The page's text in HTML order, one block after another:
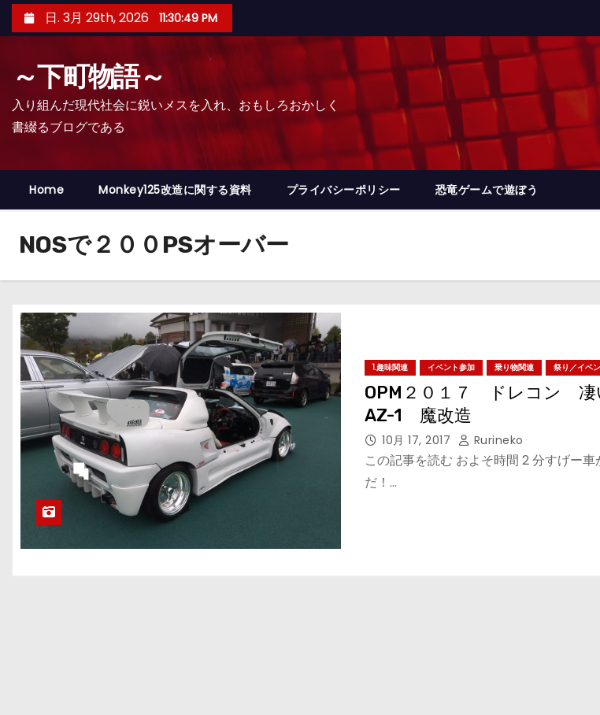
ン
プ
日. 3月 29th, 2026 11:30:50 PM
～下町物語～
入り組んだ現代社会に鋭いメスを入れ、おもしろおかしく
書綴るブログである
Home Monkey125改造に関する資料 プライバシーポリシー 恐竜ゲームで遊ぼう
NOSで２００PSオーバー
1.趣味関連 イベント参加 乗り物関連 祭り／イベ
OPM２０１７ ドレコン
AZ-1 魔改造
10月 17, 2017 Rurineko
この記事を読む およそ時間 2 分すげー
だ！…